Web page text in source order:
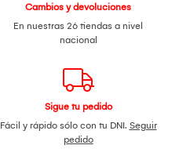
Cambios y devoluciones
En nuestras 26 tiendas a nivel
nacional
Sigue tu pedido
Fácil y rápido sólo con tu DNI. Seguir
pedido